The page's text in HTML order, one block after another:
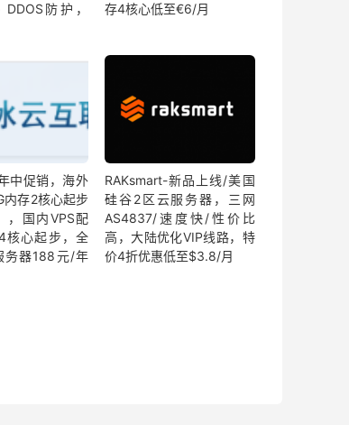
DDOS防护，
存4核心低至€6/月
中促销，海外
内存2核心起步
，国内VPS配
核心起步，全
务器188元/年
RAKsmart-新品上线/美国
硅谷2区云服务器，三网
AS4837/速度快/性价比
高，大陆优化VIP线路，特
价4折优惠低至$3.8/月